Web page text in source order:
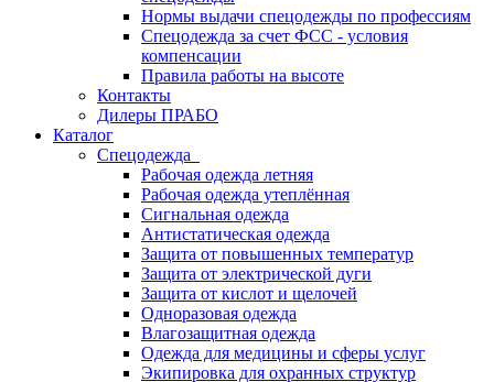
Нормы выдачи спецодежды по профессиям
Спецодежда за счет ФСС - условия
компенсации
Правила работы на высоте
Контакты
Дилеры ПРАБО
Каталог
Спецодежда
Рабочая одежда летняя
Рабочая одежда утеплённая
Сигнальная одежда
Антистатическая одежда
Защита от повышенных температур
Защита от электрической дуги
Защита от кислот и щелочей
Одноразовая одежда
Влагозащитная одежда
Одежда для медицины и сферы услуг
Экипировка для охранных структур